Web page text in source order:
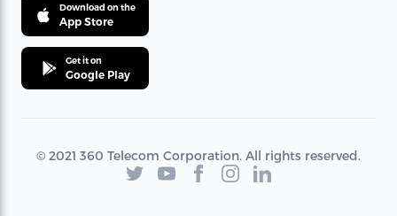
Download on the
App Store
Get it on
Google Play
© 2021 360 Telecom Corporation. All rights reserved.